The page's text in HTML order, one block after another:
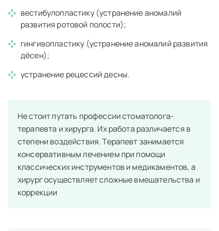
вестибулопластику (устранение аномалий
развития ротовой полости);
гингивопластику (устранение аномалий развития
дёсен);
устранение рецессий десны.
Не стоит путать профессии стоматолога-
терапевта и хирурга. Их работа различается в
степени воздействия. Терапевт занимается
консервативным лечением при помощи
классических инструментов и медикаментов, а
хирург осуществляет сложные вмешательства и
коррекции